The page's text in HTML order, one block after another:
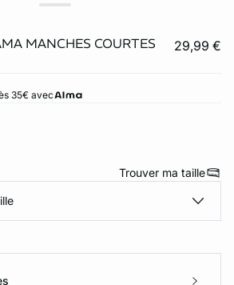
MANCHES COURTES
29,99 €
35€ avec
Trouver ma taille